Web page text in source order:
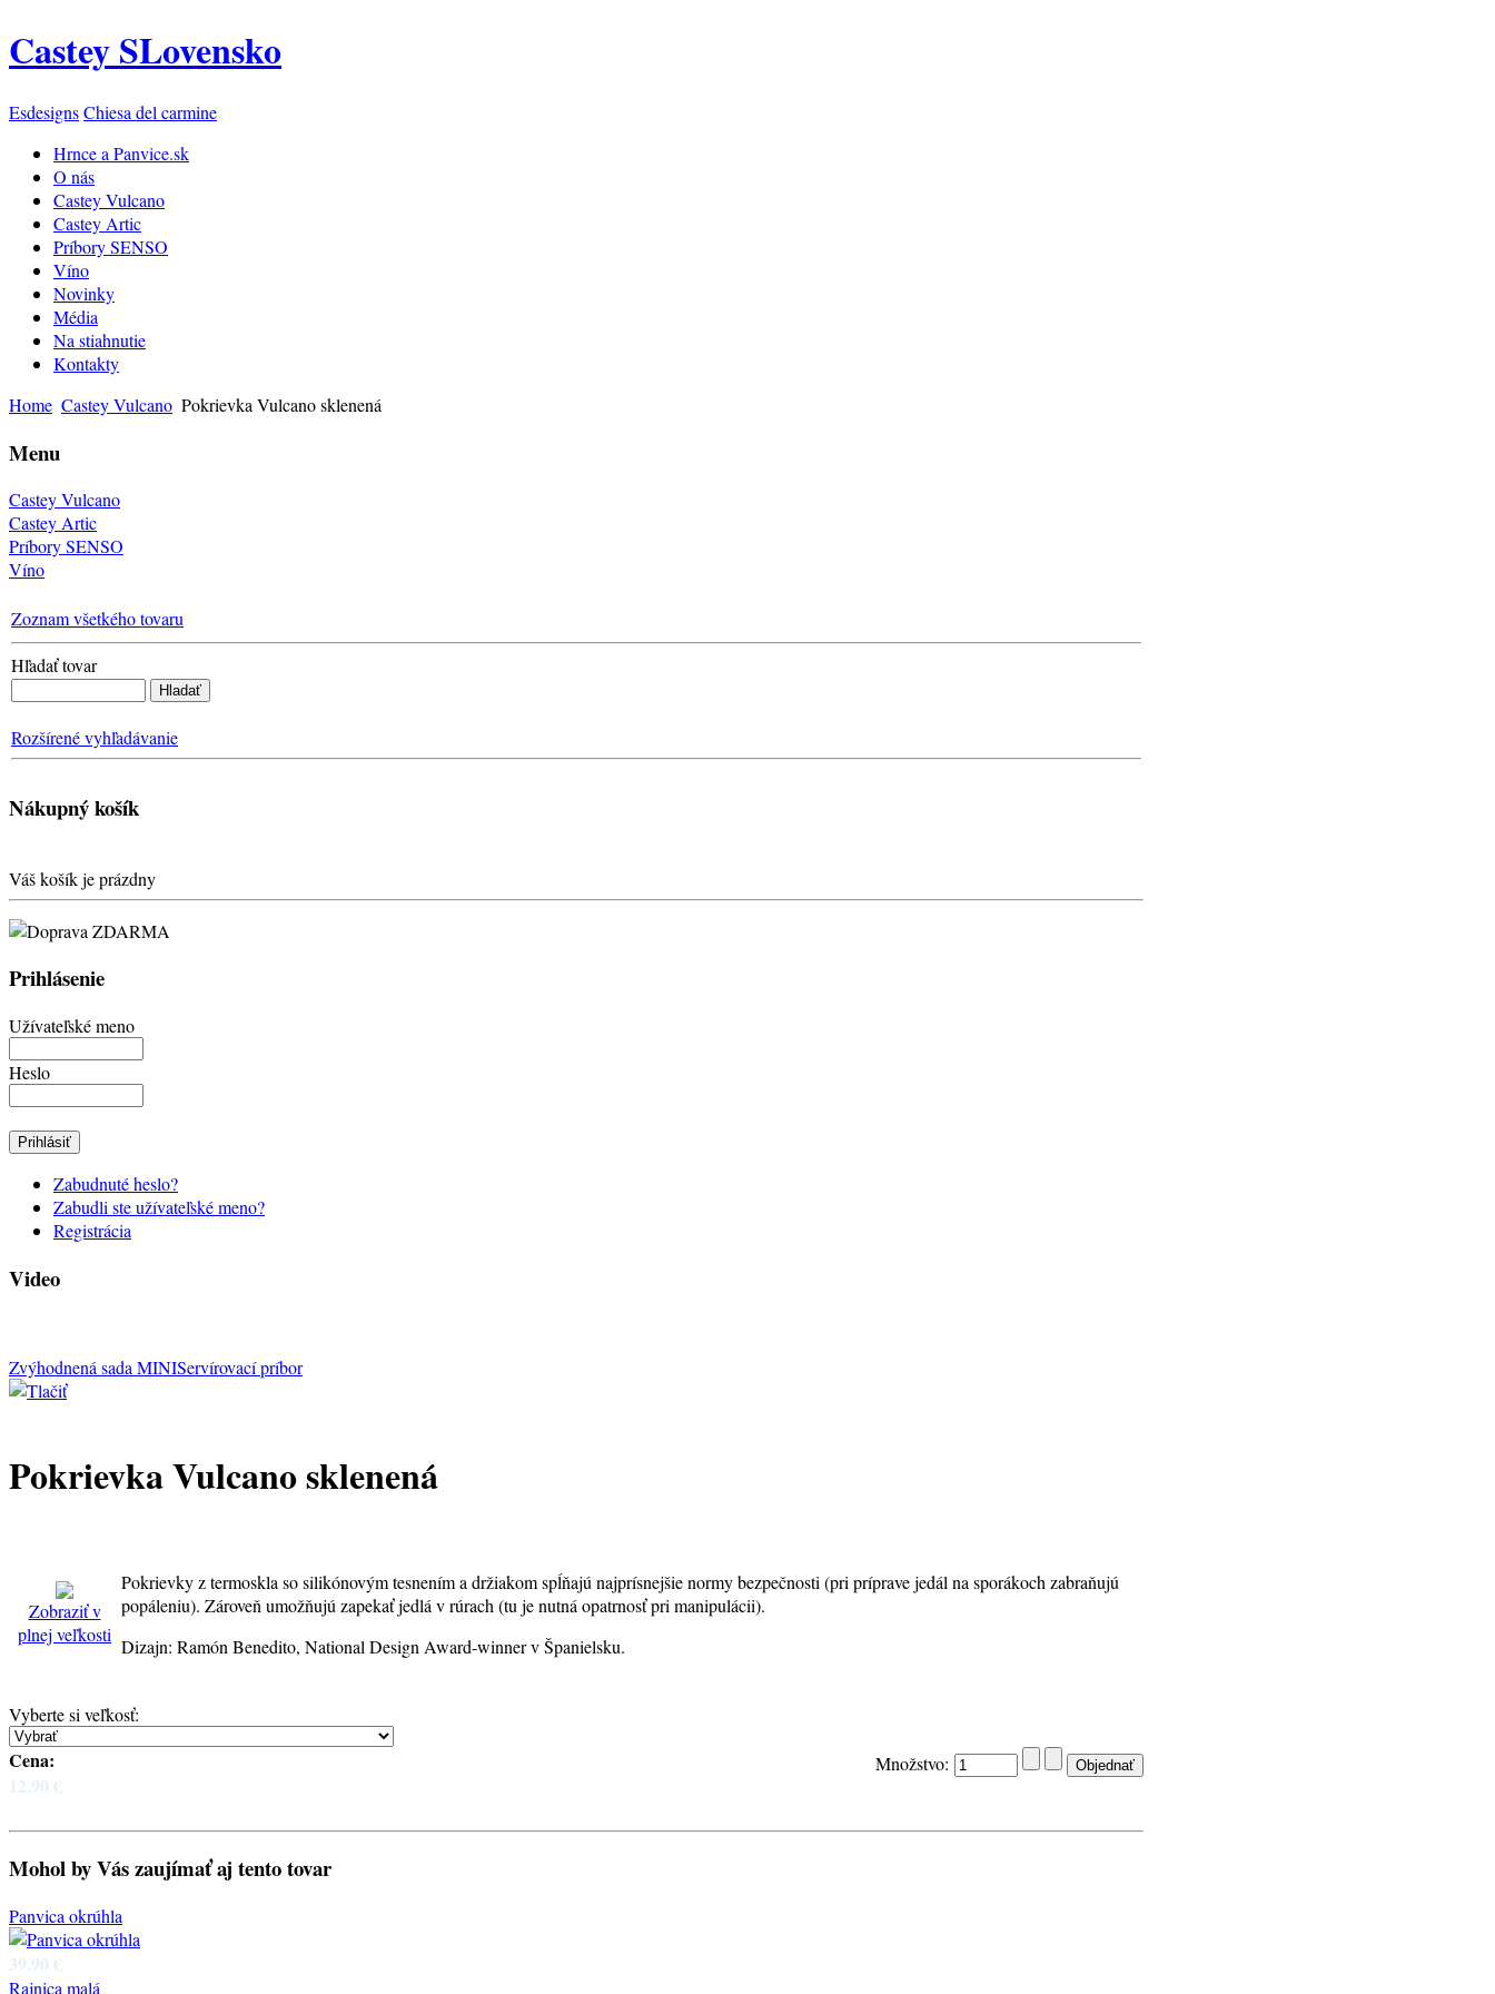
Castey SLovensko
EsdesignsChiesa del carmine
Hrnce a Panvice.sk
O nás
Castey Vulcano
Castey Artic
Príbory SENSO
Víno
Novinky
Média
Na stiahnutie
Kontakty
Home Castey Vulcano Pokrievka Vulcano sklenená
Menu
Castey Vulcano
Castey Artic
Príbory SENSO
Víno
Zoznam všetkého tovaru
Hľadať tovar
Rozšírené vyhľadávanie
Nákupný košík
Váš košík je prázdny
Prihlásenie
Užívateľské meno
Heslo
Zabudnuté heslo?
Zabudli ste užívateľské meno?
Registrácia
Video
Zvýhodnená sada MINIServírovací príbor
Pokrievka Vulcano sklenená
Zobraziť v
plnej veľkosti
Pokrievky z termoskla so silikónovým tesnením a držiakom spĺňajú najprísnejšie normy bezpečnosti (pri príprave jedál na sporákoch zabraňujú
popáleniu). Zároveň umožňujú zapekať jedlá v rúrach (tu je nutná opatrnosť pri manipulácii).
Dizajn: Ramón Benedito, National Design Award-winner v Španielsku.
Vyberte si veľkosť:
Množstvo:
Cena:
12.90 €
Mohol by Vás zaujímať aj tento tovar
Panvica okrúhla
39.90 €
Rajnica malá